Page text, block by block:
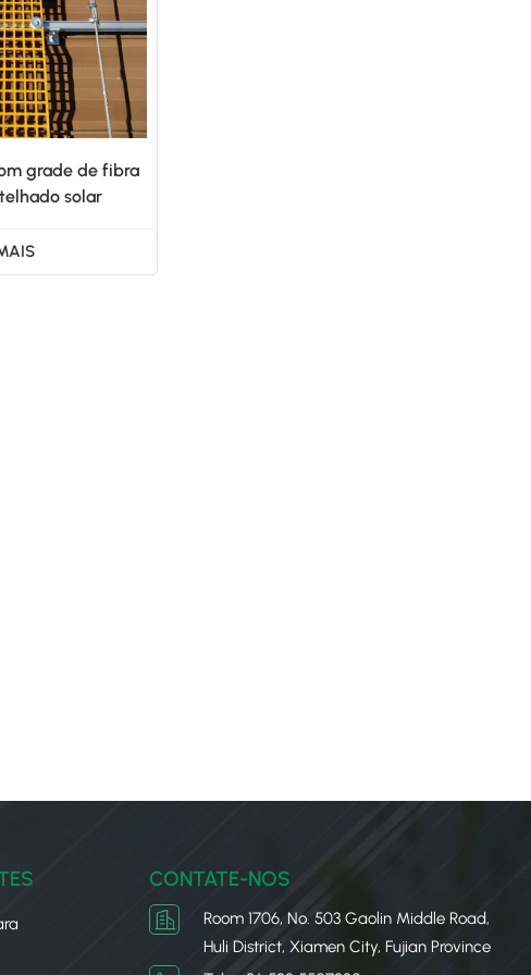
日本語
한국의
grade de fibra
solar
CONTATE-NOS
Room 1706, No. 503 Gaolin Middle Road,
Huli District, Xiamen City, Fujian Province